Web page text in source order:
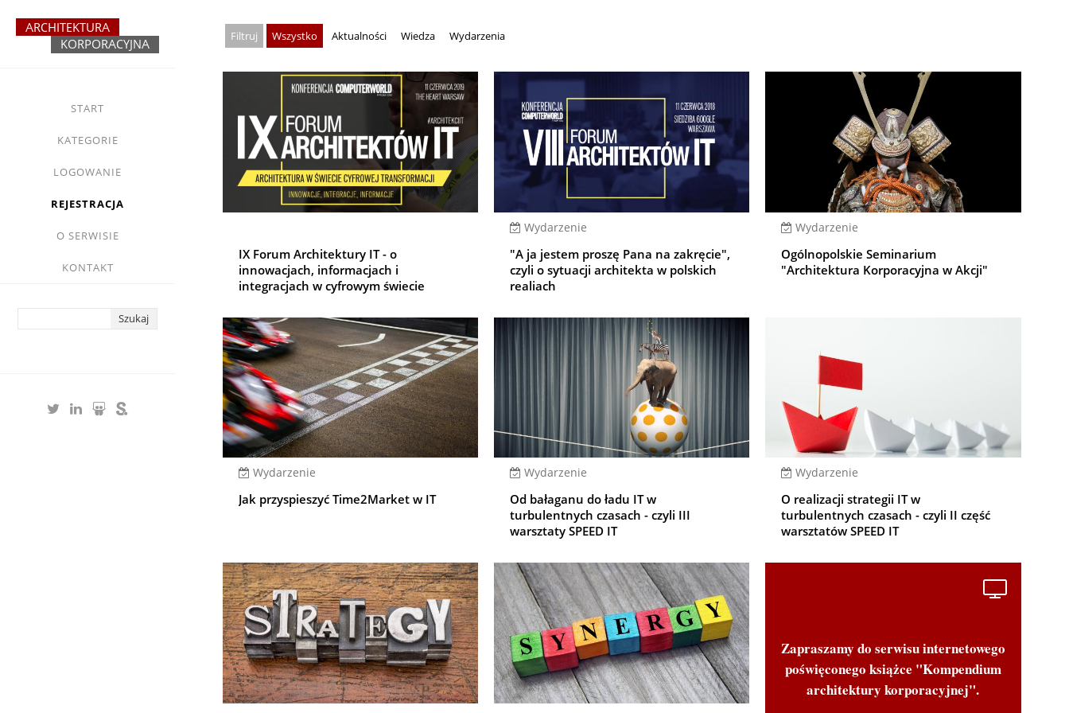
START
KATEGORIE
LOGOWANIE
REJESTRACJA
O SERWISIE
KONTAKT
Wszystko Aktualności Wiedza Wydarzenia
IX Forum Architektury IT - o
innowacjach, informacjach i
integracjach w cyfrowym świecie
Wydarzenie
"A ja jestem proszę Pana na zakręcie",
czyli o sytuacji architekta w polskich
realiach
Wydarzenie
Ogólnopolskie Seminarium
"Architektura Korporacyjna w Akcji"
Wydarzenie
Jak przyspieszyć Time2Market w IT
Wydarzenie
Od bałaganu do ładu IT w
turbulentnych czasach - czyli III
warsztaty SPEED IT
Wydarzenie
O realizacji strategii IT w
turbulentnych czasach - czyli II część
warsztatów SPEED IT
Zapraszamy do serwisu internetowego
poświęconego książce "Kompendium
architektury korporacyjnej".